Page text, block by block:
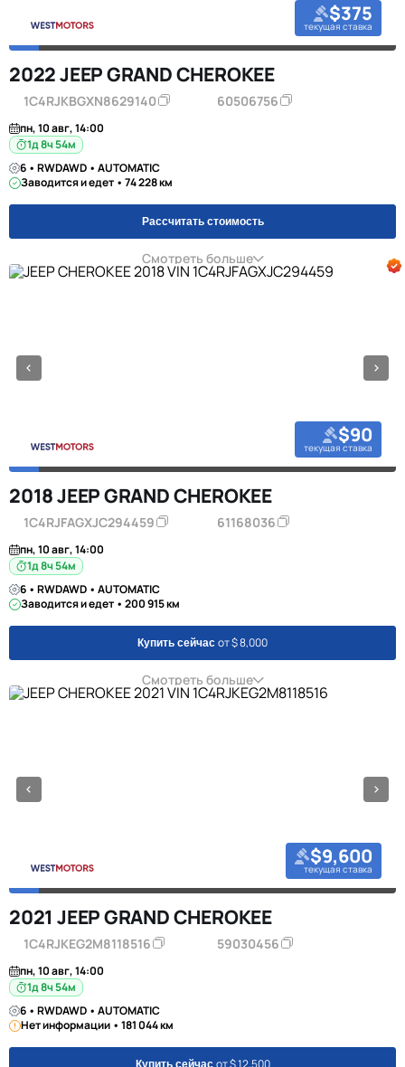
$375
текущая ставка
2022 JEEP GRAND CHEROKEE
1C4RJKBGXN8629140 60506756
пн, 10 авг, 14:00
1д 8ч 54м
6 • RWDAWD • AUTOMATIC
Заводится и едет • 74 228 км
Рассчитать стоимость
Смотреть больше
$90
текущая ставка
2018 JEEP GRAND CHEROKEE
1C4RJFAGXJC294459 61168036
пн, 10 авг, 14:00
1д 8ч 54м
6 • RWDAWD • AUTOMATIC
Заводится и едет • 200 915 км
Купить сейчас от $ 8,000
Смотреть больше
$9,600
текущая ставка
2021 JEEP GRAND CHEROKEE
1C4RJKEG2M8118516 59030456
пн, 10 авг, 14:00
1д 8ч 54м
6 • RWDAWD • AUTOMATIC
Нет информации • 181 044 км
Купить сейчас от $ 12,500